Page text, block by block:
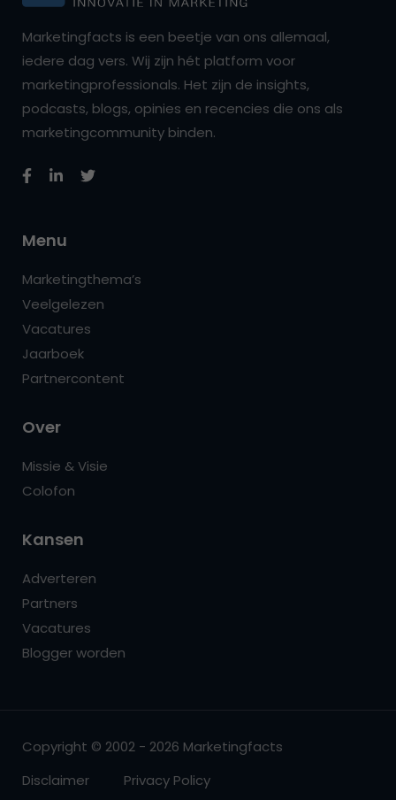
Marketingfacts is een beetje van ons allemaal,
iedere dag vers. Wij zijn hét platform voor
marketingprofessionals. Het zijn de insights,
podcasts, blogs, opinies en recencies die ons als
marketingcommunity binden.
Menu
Marketingthema’s
Veelgelezen
Vacatures
Jaarboek
Partnercontent
Over
Missie & Visie
Colofon
Kansen
Adverteren
Partners
Vacatures
Blogger worden
Copyright © 2002 - 2026 Marketingfacts
Disclaimer
Privacy Policy